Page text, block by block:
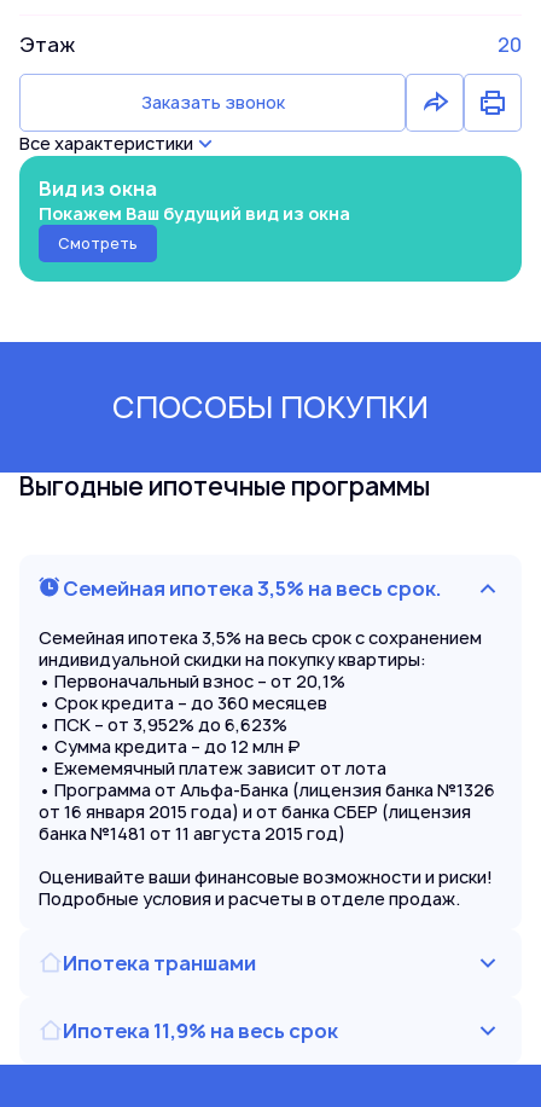
Этаж 20
Заказать звонок
Все характеристики
Вид из окна
Покажем Ваш будущий вид из окна
Смотреть
СПОСОБЫ ПОКУПКИ
Выгодные ипотечные программы
Семейная ипотека 3,5% на весь срок.
Семейная ипотека 3,5% на весь срок с сохранением
индивидуальной скидки на покупку квартиры:
• Первоначальный взнос – от 20,1%
• Срок кредита – до 360 месяцев
• ПСК – от 3,952% до 6,623%
• Сумма кредита – до 12 млн ₽
• Ежемемячный платеж зависит от лота
• Программа от Альфа-Банка (лицензия банка №1326
от 16 января 2015 года) и от банка СБЕР (лицензия
банка №1481 от 11 августа 2015 год)
Оценивайте ваши финансовые возможности и риски!
Подробные условия и расчеты в отделе продаж.
Ипотека траншами
Ипотека 11,9% на весь срок